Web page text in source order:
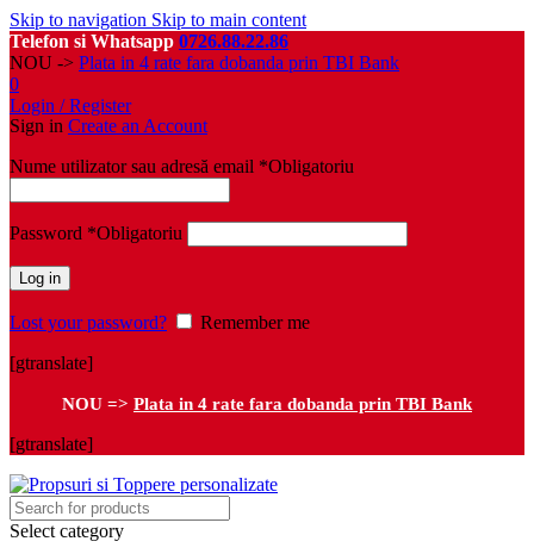
Skip to navigation Skip to main content
Telefon si Whatsapp 0726.88.22.86
NOU -> Plata in 4 rate fara dobanda prin TBI Bank
0
Login / Register
Sign in Create an Account
Nume utilizator sau adresă email *Obligatoriu
Password *Obligatoriu
Log in
Lost your password?
Remember me
[gtranslate]
NOU => Plata in 4 rate fara dobanda prin TBI Bank
[gtranslate]
Select category